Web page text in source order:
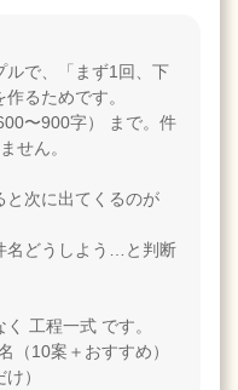
ルで、「まず1回、下
るためです。
〜900字） まで。件
せん。
と次に出てくるのが
名どうしよう…と判断
工程一式 です。
10案＋おすすめ）
）